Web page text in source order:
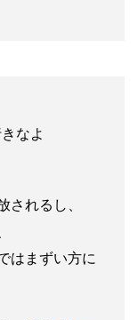
なよ
されるし、
はまずい方に